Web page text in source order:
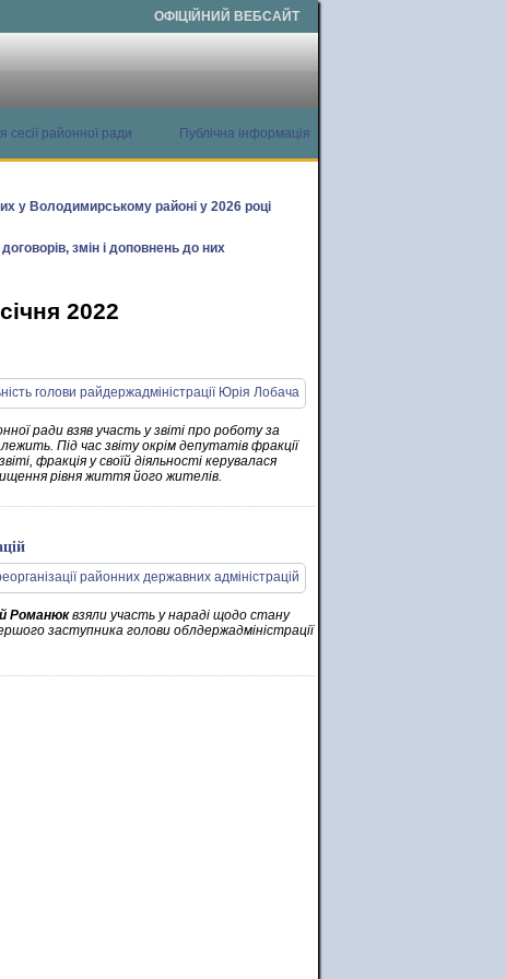
ОФІЦІЙНИЙ ВЕБСАЙТ
сесії районної ради
Публічна інформація
у Володимирському районі у 2026 році
змін і доповнень до них
2022
ради взяв участь у звіті про роботу за
Під час звіту окрім депутатів фракції
фракція у своїй діяльності керувалася
рівня життя його жителів.
Романюквзяли участь у нараді щодо стану
заступника голови облдержадміністрації